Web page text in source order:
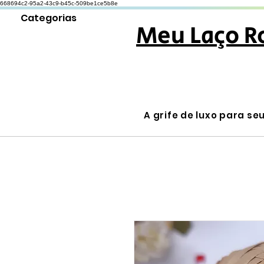
668694c2-95a2-43c9-b45c-509be1ce5b8e
Categorias
Meu Laço
A grife de luxo para